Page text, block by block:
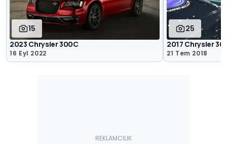
15
2023 Chrysler 300C
16 Eyl 2022
25
2017 Chrysler
21 Tem 2018